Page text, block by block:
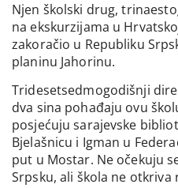
Njen školski drug,
na ekskurzijama u
zakoračio u Republiku
planinu Jahorinu.
Tridesetsedmogodišnji
dva sina pohađaju ovu
posjećuju sarajevske
Bjelašnicu i Igman u
put u Mostar. Ne očekuju
Srpsku, ali škola ne otkriva